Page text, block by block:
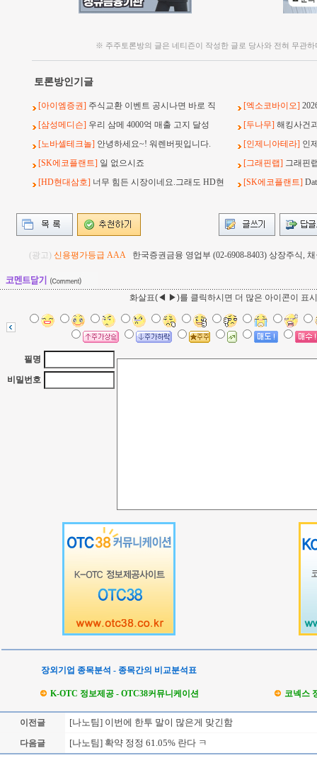
※ 주주토론방의 글은 네티즌이 작성한 글로 당사와 전혀 무관
토론방인기글
[아이엠증권] 주식교환 이벤트 공시나면 바로 직 [엑소코바이오]
[삼성메디슨] 우리 삼메 4000억 매출 고지 달성 [두나무] 해킹사건
[노바셀테크놀] 안녕하세요~! 워렌버핏입니다. [인제니아테라] 인
[SK에코플랜트] 일 없으시죠 [그래핀랩] 그래핀
[HD현대삼호] 너무 힘든 시장이네요.그래도 HD현 [SK에코플랜트]
(광고) 신용평가등급 AAA 한국증권금융 영업부 (02-6908-8403) 상장주식,
화살표(◀ ▶)를 클릭하시면 더 많은 아이콘이 표
필명
비밀번호
장외기업 종목분석 - 종목간의 비교분석표
K-OTC 정보제공 - OTC38커뮤니케이션 코넥스
이전글 [나노팀] 이번에 한투 말이 많은게 맞긴함
다음글 [나노팀] 확약 정정 61.05% 란다 ㅋ